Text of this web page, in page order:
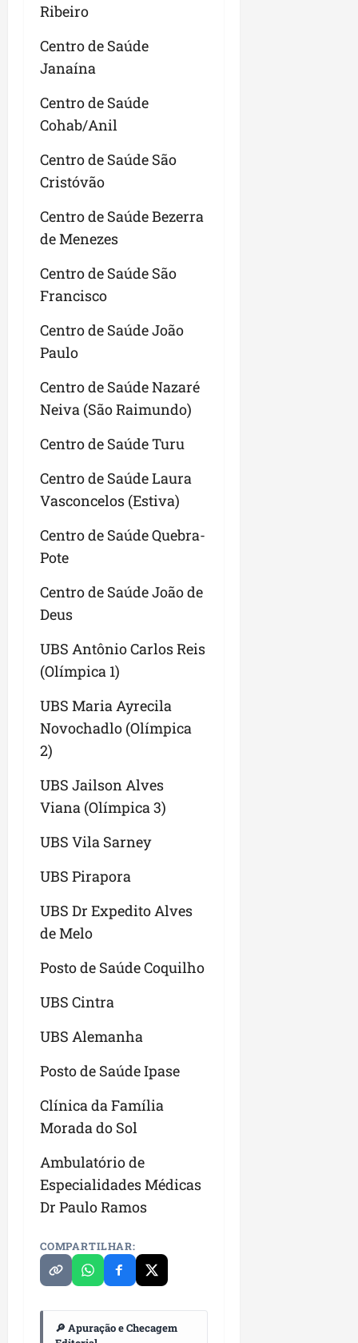
Ribeiro
Centro de Saúde
Janaína
Centro de Saúde
Cohab/Anil
Centro de Saúde São
Cristóvão
Centro de Saúde Bezerra
de Menezes
Centro de Saúde São
Francisco
Centro de Saúde João
Paulo
Centro de Saúde Nazaré
Neiva (São Raimundo)
Centro de Saúde Turu
Centro de Saúde Laura
Vasconcelos (Estiva)
Centro de Saúde Quebra-
Pote
Centro de Saúde João de
Deus
UBS Antônio Carlos Reis
(Olímpica 1)
UBS Maria Ayrecila
Novochadlo (Olímpica
2)
UBS Jailson Alves
Viana (Olímpica 3)
UBS Vila Sarney
UBS Pirapora
UBS Dr Expedito Alves
de Melo
Posto de Saúde Coquilho
UBS Cintra
UBS Alemanha
Posto de Saúde Ipase
Clínica da Família
Morada do Sol
Ambulatório de
Especialidades Médicas
Dr Paulo Ramos
COMPARTILHAR:
🔎 Apuração e Checagem